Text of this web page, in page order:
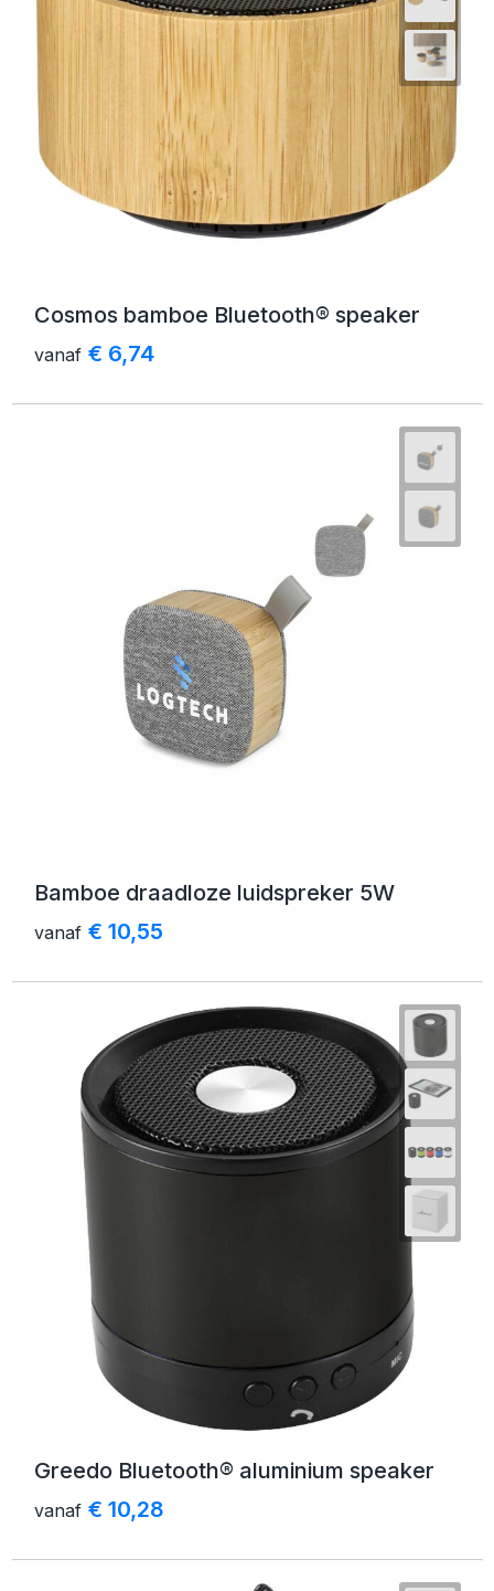
Cosmos bamboe Bluetooth® speaker
vanaf € 6,74
Bamboe draadloze luidspreker 5W
vanaf € 10,55
Greedo Bluetooth® aluminium speaker
vanaf € 10,28